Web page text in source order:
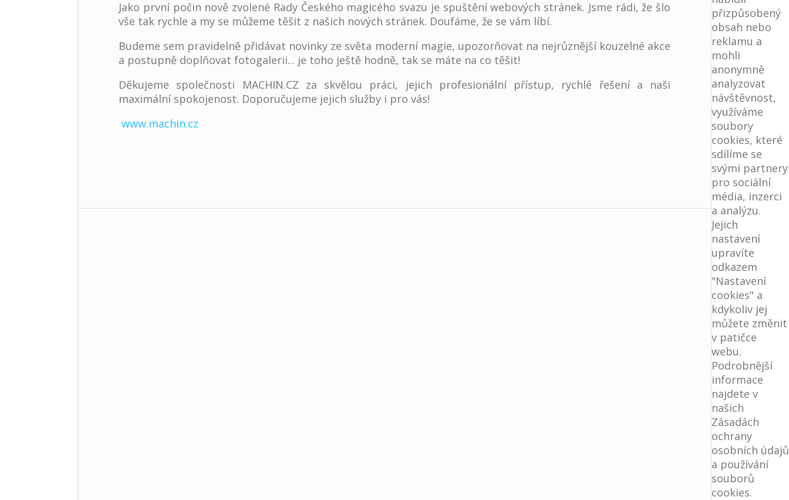
Jako první počin nově zvolené Rady Českého magicého svazu je spuštění webových stránek. Jsme rádi, že šlo
vše tak rychle a my se můžeme těšit z našich nových stránek. Doufáme, že se vám líbí.
Budeme sem pravidelně přidávat novinky ze světa moderní magie, upozorňovat na nejrůznější kouzelné akce
a postupně doplňovat fotogalerii... je toho ještě hodně, tak se máte na co těšit!
Děkujeme společnosti MACHIN.CZ za skvělou práci, jejich profesionální přístup, rychlé řešení a naši
maximální spokojenost. Doporučujeme jejich služby i pro vás!
www.machin.cz
přizpůsobený
obsah nebo
reklamu a
mohli
anonymně
analyzovat
návštěvnost,
využíváme
soubory
cookies, které
sdílíme se
svými partnery
pro sociální
média, inzerci
a analýzu.
Jejich
nastavení
upravíte
odkazem
"Nastavení
cookies" a
kdykoliv jej
můžete změnit
v patičce
webu.
Podrobnější
informace
najdete v
našich
Zásadách
ochrany
osobních údajů
a používání
souborů
cookies.